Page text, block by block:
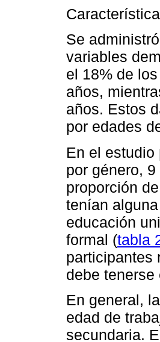
Se
variables
el 18% de
años,
años. Estos
por edades
En el
por género,
proporción
tenían
educación
formal (tabla
participantes
debe
En general,
edad de
secundaria.